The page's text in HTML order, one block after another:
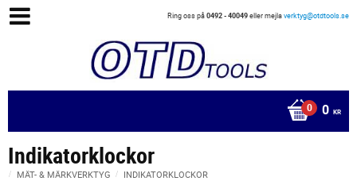
Ring oss på0492 - 40049eller mejlaverktyg@otdtools.se
0 KR
Indikatorklockor
MÄT- & MÄRKVERKTYG INDIKATORKLOCKOR